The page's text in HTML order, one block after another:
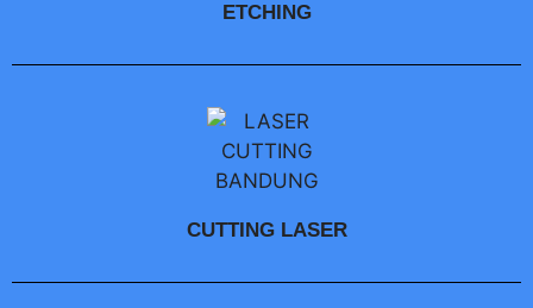
ETCHING
CUTTING LASER